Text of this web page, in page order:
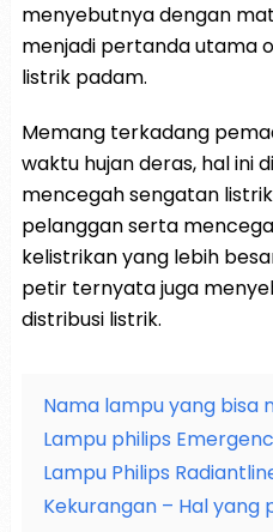
menyebutnya dengan
menjadi pertanda utama
listrik padam.
Memang terkadang
waktu hujan deras, hal ini
mencegah sengatan
pelanggan serta
kelistrikan yang lebih
petir ternyata juga
distribusi listrik.
Nama lampu yang bisa
Lampu philips
Lampu Philips
Kekurangan – Hal